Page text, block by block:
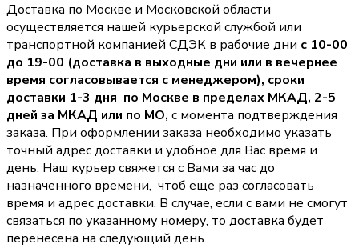
Доставка по Москве и Московской области
осуществляется нашей курьерской службой или
транспортной компанией СДЭК в рабочие дни с 10-00
до 19-00 (доставка в выходные дни или в вечернее
время согласовывается с менеджером), сроки
доставки 1-3 дня по Москве в пределах МКАД, 2-5
дней за МКАД или по МО, с момента подтверждения
заказа. При оформлении заказа необходимо указать
точный адрес доставки и удобное для Вас время и
день. Наш курьер свяжется с Вами за час до
назначенного времени, чтоб еще раз согласовать
время и адрес доставки. В случае, если с вами не смогут
связаться по указанному номеру, то доставка будет
перенесена на следующий день.